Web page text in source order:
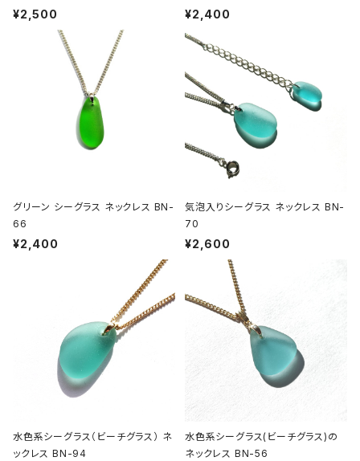
¥2,500 ¥2,400
グリーン シーグラス ネックレス BN-
66
¥2,400
気泡入りシーグラス ネックレス BN-
70
¥2,600
水色系シーグラス（ビーチグラス） ネ
ックレス BN-94
水色系シーグラス(ビーチグラス)の
ネックレス BN-56